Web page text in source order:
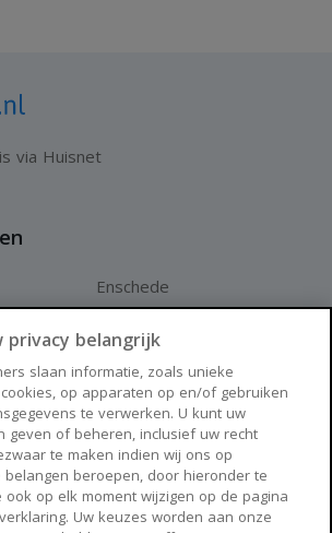
via Huisnet
Enschede
Zwolle
privacy belangrijk
slaan informatie, zoals unieke
op apparaten op en/of gebruiken
te verwerken. U kunt uw
geven of beheren, inclusief uw recht
te maken indien wij ons op
belangen beroepen, door hieronder te
ook op elk moment wijzigen op de pagina
Uw keuzes worden aan onze